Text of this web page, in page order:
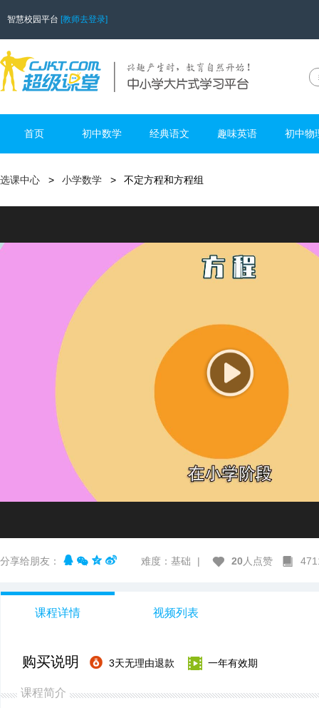
智慧校园平台 [教师去登录]
首页 初中数学 经典语文 趣味英语 初中物
选课中心 小学数学 不定方程和方程组
分享给朋友： 难度：基础 | 20 人点赞
课程详情 视频列表
购买说明 3天无理由退款 一年有效期
课程简介